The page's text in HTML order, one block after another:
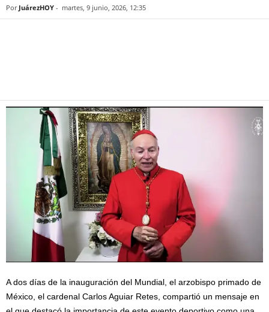
Por JuárezHOY - martes, 9 junio, 2026, 12:35
A dos días de la inauguración del Mundial, el arzobispo primado de
México, el cardenal Carlos Aguiar Retes, compartió un mensaje en